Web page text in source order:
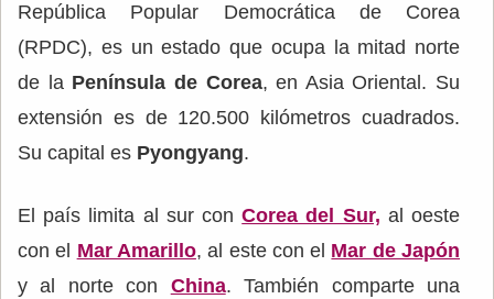
República Popular Democrática de Corea
(RPDC), es un estado que ocupa la mitad norte
de la Península de Corea, en Asia Oriental. Su
extensión es de 120.500 kilómetros cuadrados.
Su capital es Pyongyang.
El país limita al sur conCorea del Sur, al oeste
con el Mar Amarillo, al este con el Mar de Japón
y al norte con China. También comparte una